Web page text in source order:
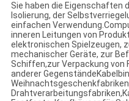
Sie haben die Eigenschaften
Isolierung, der
einfachen
inneren Leitungen von
elektronischen Spielzeugen,
mechanischer Geräte, zur
Schiffen,zur Verpackung von
anderer